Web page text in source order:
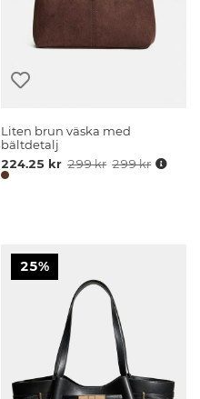
Liten brun väska med
bältdetalj
224.25 kr 299 kr 299 kr
25%